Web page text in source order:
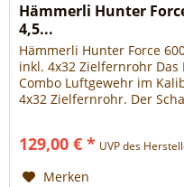
Hämmerli Hunter
4,5...
Hämmerli Hunter Force
inkl. 4x32 Zielfernrohr
Combo Luftgewehr im
4x32 Zielfernrohr. Der
abgerundet. Das Hunter
129,00 € * UVP des
Merken